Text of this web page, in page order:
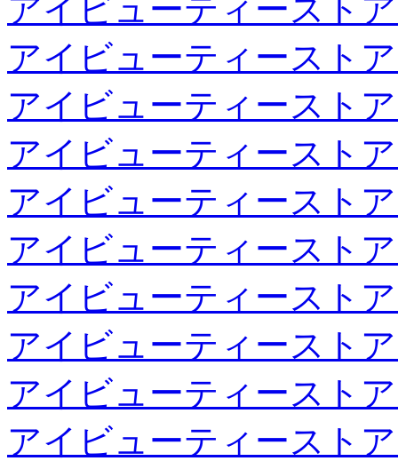
アイビューティースト
アイビューティースト
アイビューティースト
アイビューティースト
アイビューティースト
アイビューティースト
アイビューティースト
アイビューティースト
アイビューティースト
アイビューティースト